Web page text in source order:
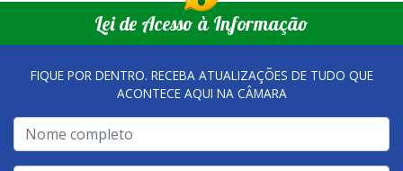
Lei de Acesso à Informação
FIQUE POR DENTRO. RECEBA ATUALIZAÇÕES DE TUDO QUE
ACONTECE AQUI NA CÂMARA